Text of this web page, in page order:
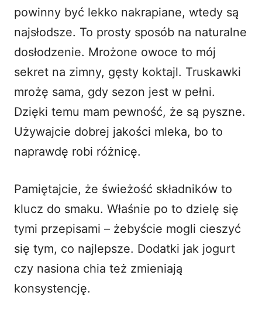
powinny być lekko nakrapiane, wtedy są
najsłodsze. To prosty sposób na naturalne
dosłodzenie. Mrożone owoce to mój
sekret na zimny, gęsty koktajl. Truskawki
mrożę sama, gdy sezon jest w pełni.
Dzięki temu mam pewność, że są pyszne.
Używajcie dobrej jakości mleka, bo to
naprawdę robi różnicę.
Pamiętajcie, że świeżość składników to
klucz do smaku. Właśnie po to dzielę się
tymi przepisami – żebyście mogli cieszyć
się tym, co najlepsze. Dodatki jak jogurt
czy nasiona chia też zmieniają
konsystencję.